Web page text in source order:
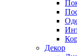
Декор